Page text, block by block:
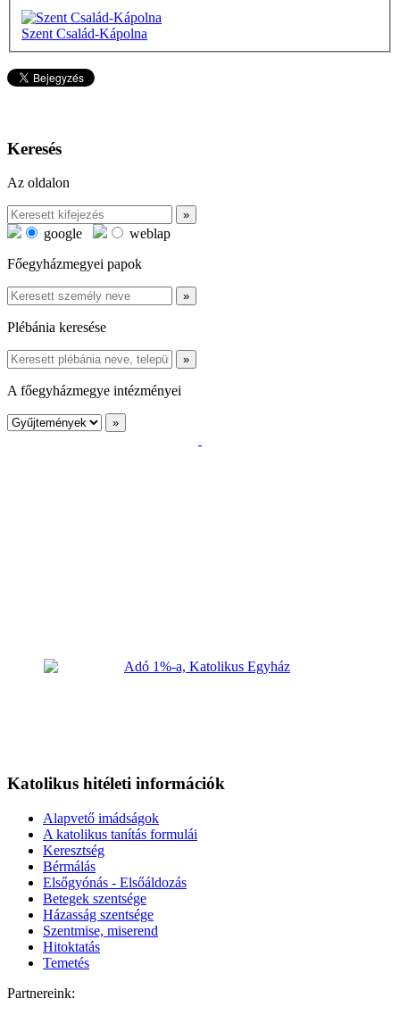
Szent Család-Kápolna
Keresés
Az oldalon
google
weblap
Főegyházmegyei papok
Plébánia keresése
A főegyházmegye intézményei
Katolikus hitéleti információk
Alapvető imádságok
A katolikus tanítás formulái
Keresztség
Bérmálás
Elsőgyónás - Elsőáldozás
Betegek szentsége
Házasság szentsége
Szentmise, miserend
Hitoktatás
Temetés
Partnereink: